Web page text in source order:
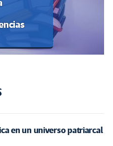
en un universo patriarcal